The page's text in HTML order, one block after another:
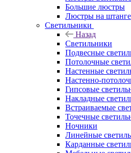
Большие люстры
Люстры на штанге
Светильники
Назад
Светильники
Подвесные
Потолочные
Настенные
Настенно-
Гипсовые
Накладные
Встраиваемые
Точечные
Ночники
Линейные
Карданные